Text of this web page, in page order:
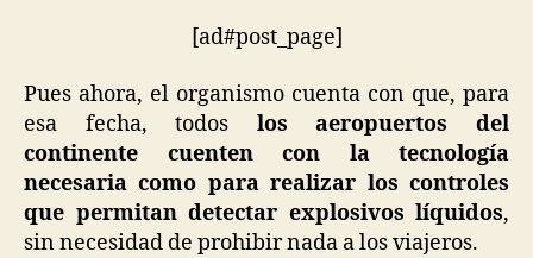
[ad#post_page]
Pues ahora, el organismo cuenta con que, para
esa fecha, todos los aeropuertos del
continente cuenten con la tecnología
necesaria como para realizar los controles
que permitan detectar explosivos líquidos,
sin necesidad de prohibir nada a los viajeros.